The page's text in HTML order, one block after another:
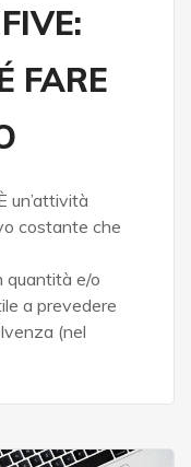
FARE
un’attività
costante che
quantità e/o
a prevedere
(nel